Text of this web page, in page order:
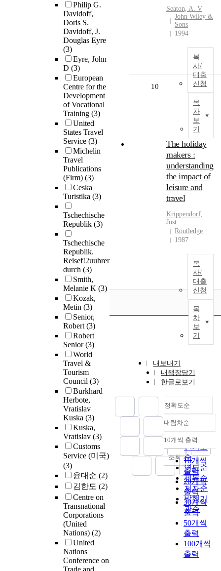
Philip G.
Davidoff,
Doris S.
Davidoff, J.
Douglas Eyre
(3)
Eyre, John
D (3)
European
Centre for the
Development
of Vocational
Training (3)
United
States Travel
Service (3)
Michelin
Travel
Publications
(Firm) (3)
Ceska
Turistika (3)
Tschechische
Republik (3)
Tschechische
Republik.
Reisef!2uuhrer
durch (3)
Smith,
Melanie K (3)
Kozak,
Metin (3)
Senior,
Robert(3)
Robert
Senior(3)
World
Travel &
Tourism
Council (3)
Burkhard
Herbote,
Vratislav
Kuska (3)
Kuska,
Vratislav (3)
Customs
Service (미국)
(3)
윤대순 (2)
김한도 (2)
Centre on
Transnational
Corporations
(United
Nations) (2)
United
Nations
Conference on
Seaton, A. V
John Wiley &
Sons
1994
복
사/
대출
신청
목
차
보
기
10
The holiday
makers :
understanding
the impact of
leisure and
travel
Krippendorf,
Jost
Routledge
1987
복
사/
대출
신청
목
차
보
기
내보내기
내책장담기
한글로보기
정확도순
정확도
순
인기도
순
연도순
제목순
저자순
발행기
관순
내림차순
내림차순
10개씩 출력
10개씩
출력
20개씩
출력
30개씩
출력
50개씩
출력
100개씩
출력
조회